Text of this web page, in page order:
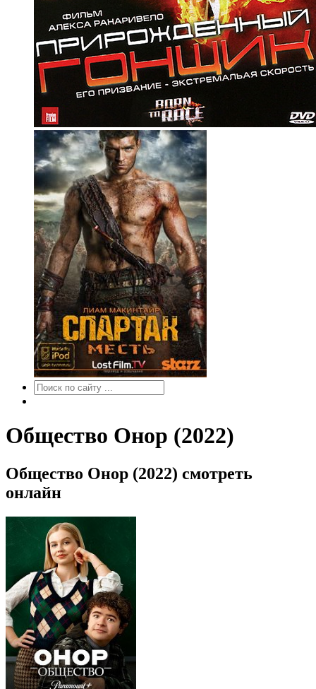
Общество Онор (2022)
Общество Онор (2022) смотреть
онлайн